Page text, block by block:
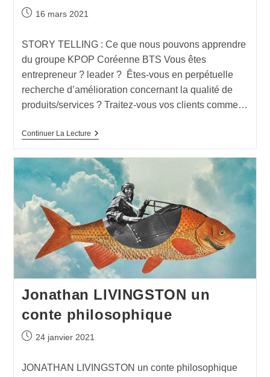
16 mars 2021
STORY TELLING : Ce que nous pouvons apprendre
du groupe KPOP Coréenne BTS Vous êtes
entrepreneur ? leader ? Êtes-vous en perpétuelle
recherche d’amélioration concernant la qualité de
produits/services ? Traitez-vous vos clients comme…
Continuer La Lecture
Jonathan LIVINGSTON un
conte philosophique​
24 janvier 2021
JONATHAN LIVINGSTON un conte philosophique